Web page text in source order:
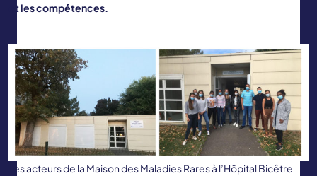
et les compétences.
Les acteurs de la Maison des Maladies Rares à l’Hôpital Bicêtre